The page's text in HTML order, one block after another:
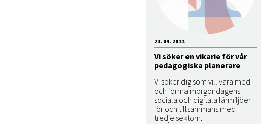
Vi söker en vikarie för vår
pedagogiska planerare
Vi söker dig som vill vara med
och forma morgondagens
sociala och digitala lärmiljöer
för och tillsammans med
tredje sektorn.
23.04.2022